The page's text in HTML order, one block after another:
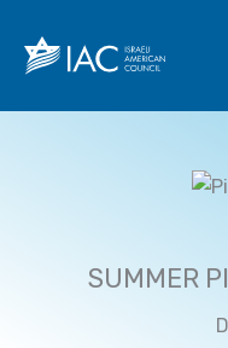
content
SUMMER